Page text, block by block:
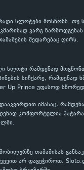
სლოტები მოსწონს.
კარგ
შედარებაც ღირს.
სლოტი რამდენად
სიჩქარე, რამდენად
Up Prince უფასოდ
იმასაც,
კომფორტულია
თამაშისას
არ დაგეჭიროთ.